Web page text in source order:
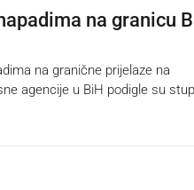
na granicu
na granične prijelaze na
agencije u BiH podigle su